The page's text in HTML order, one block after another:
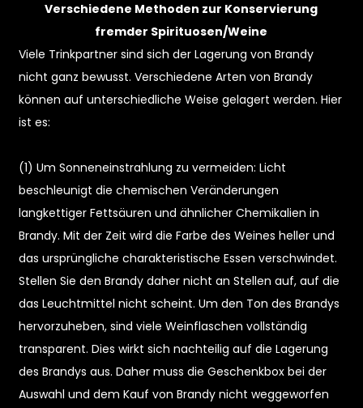
Verschiedene Methoden zur Konservierung
fremder Spirituosen/Weine
Viele Trinkpartner sind sich der Lagerung von Brandy
nicht ganz bewusst. Verschiedene Arten von Brandy
können auf unterschiedliche Weise gelagert werden. Hier
ist es:
(1) Um Sonneneinstrahlung zu vermeiden: Licht
beschleunigt die chemischen Veränderungen
langkettiger Fettsäuren und ähnlicher Chemikalien in
Brandy. Mit der Zeit wird die Farbe des Weines heller und
das ursprüngliche charakteristische Essen verschwindet.
Stellen Sie den Brandy daher nicht an Stellen auf, auf die
das Leuchtmittel nicht scheint. Um den Ton des Brandys
hervorzuheben, sind viele Weinflaschen vollständig
transparent. Dies wirkt sich nachteilig auf die Lagerung
des Brandys aus. Daher muss die Geschenkbox bei der
Auswahl und dem Kauf von Brandy nicht weggeworfen